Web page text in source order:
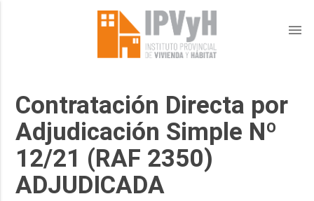
menu
Contratación Directa por
Adjudicación Simple Nº
12/21 (RAF 2350)
ADJUDICADA